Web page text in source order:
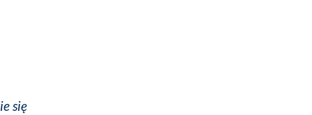
się